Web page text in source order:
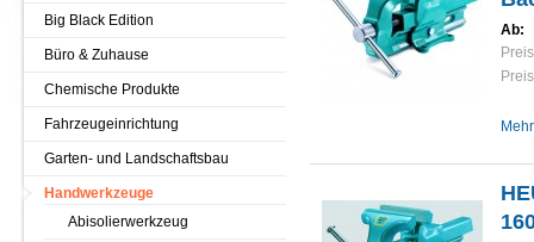
Ab:
Big Black Edition
Büro & Zuhause
Chemische Produkte
Fahrzeugeinrichtung
Garten- und Landschaftsbau
Handwerkzeuge
Abisolierwerkzeug